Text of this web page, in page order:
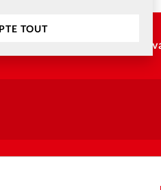
TOUT
choisissez une des options